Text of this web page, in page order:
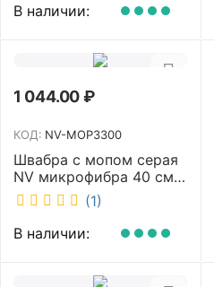
В наличии:
1 044.00₽
КОД: NV-MOP3300
Швабра с мопом серая
NV микрофибра 40 см
NV-MOP3300
(1)
В наличии: